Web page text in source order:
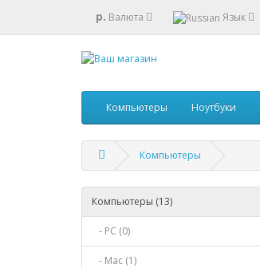
р. Валюта Язык
Компьютеры Ноутбуки
Компьютеры
Компьютеры (13)
- PC (0)
- Mac (1)